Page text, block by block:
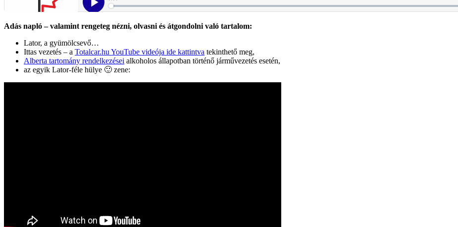
Adás napló – valamint rengeteg nézni, olvasni és átgondolni való tartalom:
Lator, a gyümölcsevő…
Ittas vezetés – a Totalcar.hu YouTube videója ide kattintva tekinthető meg,
Alberta tartomány rendelkezései alkoholos állapotban történő járművezetés esetén,
az egyik Lator-féle hülye 🙂 zene: